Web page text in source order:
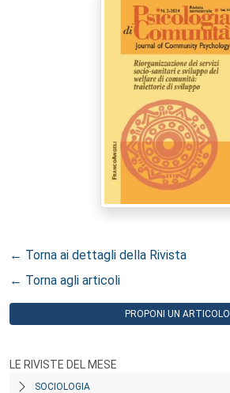
← Torna ai dettagli della Rivista
← Torna agli articoli
PROPONI UN ARTICOLO
LE RIVISTE DEL MESE
SOCIOLOGIA